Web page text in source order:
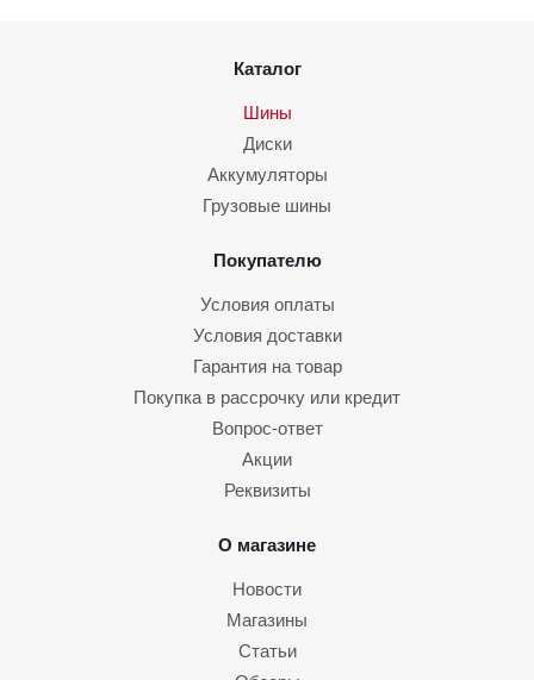
Каталог
Шины
Диски
Аккумуляторы
Грузовые шины
Покупателю
Условия оплаты
Условия доставки
Гарантия на товар
Покупка в рассрочку или кредит
Вопрос-ответ
Акции
Реквизиты
О магазине
Новости
Магазины
Статьи